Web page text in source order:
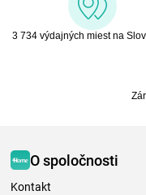
3 734 výdajných miest na
O spoločnosti
Kontakt